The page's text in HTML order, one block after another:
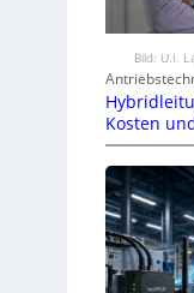
Bild: U.I.
Kosten